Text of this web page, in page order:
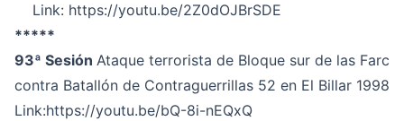
Link: https://youtu.be/2Z0dOJBrSDE
*****
93ª Sesión Ataque terrorista de Bloque sur de las Farc
contra Batallón de Contraguerrillas 52 en El Billar 1998
Link:https://youtu.be/bQ-8i-nEQxQ